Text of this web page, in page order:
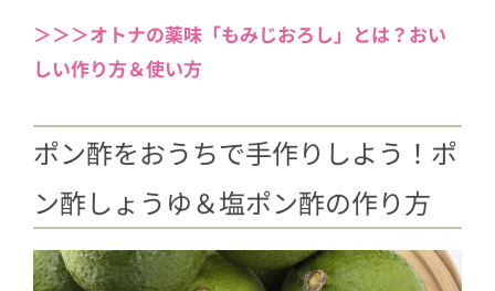
＞＞＞オトナの薬味「もみじおろし」とは？おい
しい作り方＆使い方
ポン酢をおうちで手作りしよう！ポ
ン酢しょうゆ＆塩ポン酢の作り方